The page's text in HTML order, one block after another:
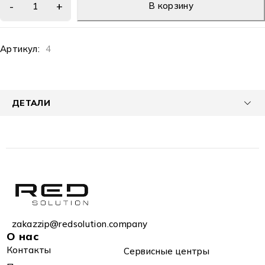
В корзину
Артикул: 4
ДЕТАЛИ
zakazzip@redsolution.company
О нас
Контакты
Сервисные центры